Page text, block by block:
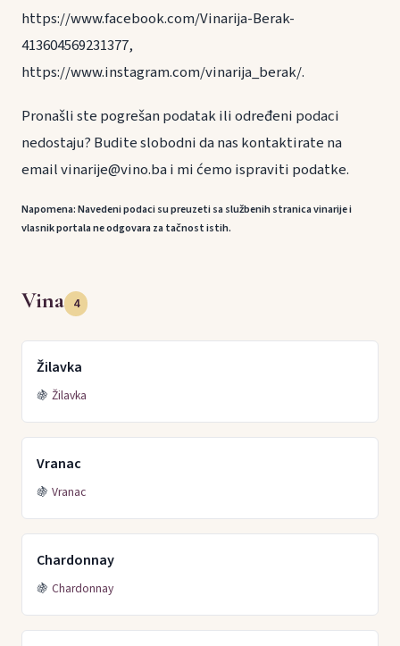
https://www.facebook.com/Vinarija-Berak-
413604569231377,
https://www.instagram.com/vinarija_berak/.
Pronašli ste pogrešan podatak ili određeni podaci
nedostaju? Budite slobodni da nas kontaktirate na
email vinarije@vino.ba i mi ćemo ispraviti podatke.
Napomena: Navedeni podaci su preuzeti sa službenih stranica vinarije i
vlasnik portala ne odgovara za tačnost istih.
Vina 4
Žilavka
🍇 Žilavka
Vranac
🍇 Vranac
Chardonnay
🍇 Chardonnay